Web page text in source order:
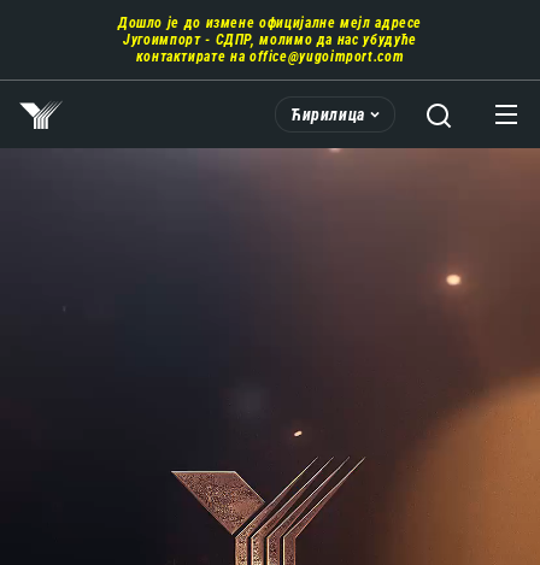
главни
део
садржаја
Дошло је до измене официјалне мејл адресе
Југоимпорт - СДПР, молимо да нас убудуће
контактирате на office@yugoimport.com
Ћирилица